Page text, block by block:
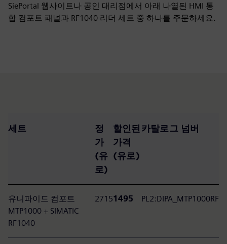
SiePortal 웹사이트나 공인 대리점에서 아래 나열된 HMI 통
합 컴포트 패널과 RF1040 리더 세트 중 하나를 주문하세요.
세트
정
가
(유
로)
할인된
가격
(유로)
카탈로그 넘버
유니파이드 컴포트
MTP1000 + SIMATIC
RF1040
27151495 PL2:DIPA_MTP1000RF